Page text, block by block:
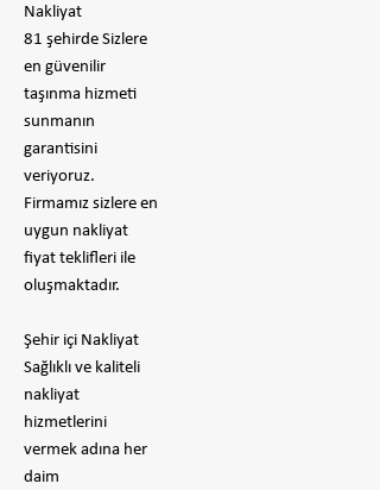
Nakliyat
81 şehirde Sizlere
en güvenilir
taşınma hizmeti
sunmanın
garantisini
veriyoruz.
Firmamız sizlere en
uygun nakliyat
fiyat teklifleri ile
oluşmaktadır.
Şehir içi Nakliyat
Sağlıklı ve kaliteli
nakliyat
hizmetlerini
vermek adına her
daim